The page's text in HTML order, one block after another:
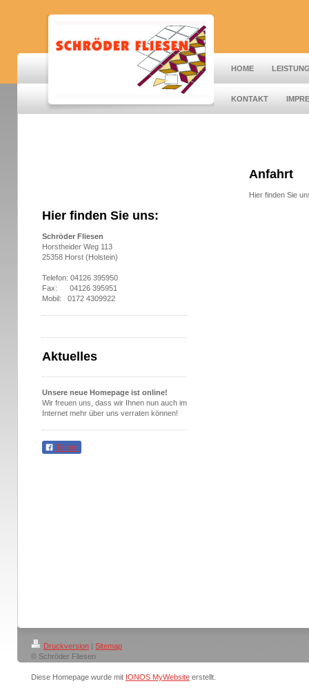
HOME
KONTAKT
Hier finden Sie uns:
Schröder Fliesen
Horstheider Weg 113
25358 Horst (Holstein)
Telefon: 04126 395950
Fax: 04126 395951
Mobil: 0172 4309922
Aktuelles
Unsere neue Homepage ist online!
Wir freuen uns, dass wir Ihnen nun auch im
Internet mehr über uns verraten können!
Teilen
Anfahrt
Hier finden Sie
Druckversion | Sitemap
© Schröder Fliesen
Diese Homepage wurde mit IONOS MyWebsite erstellt.